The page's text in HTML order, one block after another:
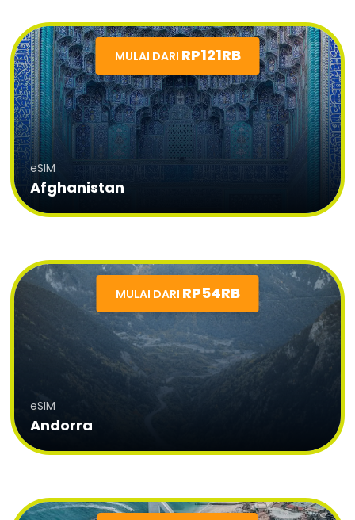
MULAI DARI RP121RB
eSIM
Afghanistan
MULAI DARI RP54RB
eSIM
Andorra